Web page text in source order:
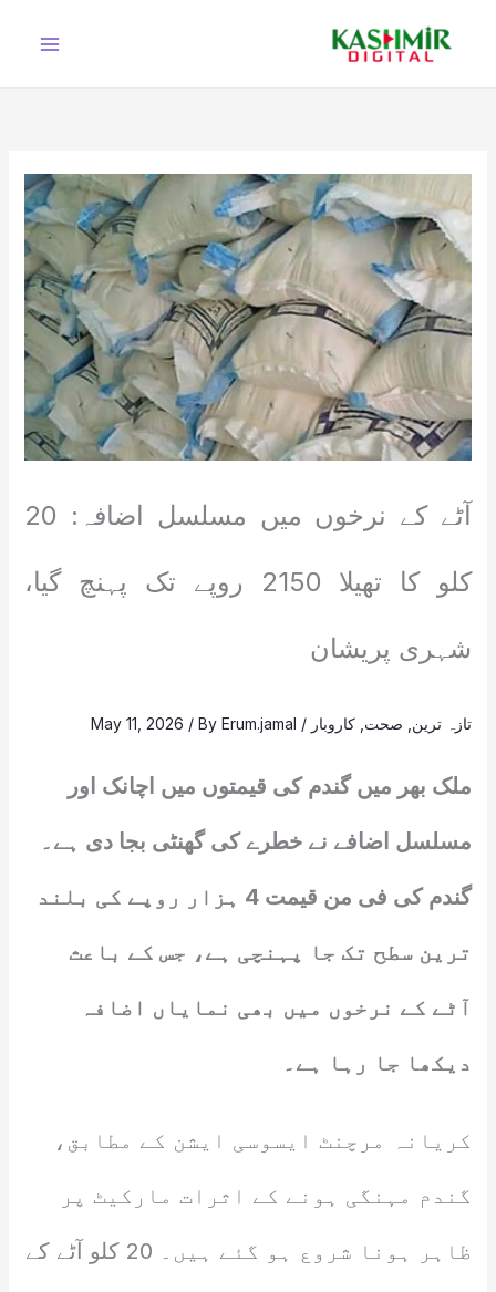
آٹے کے نرخوں میں مسلسل اضافہ: 20
کلو کا تھیلا 2150 روپے تک پہنچ گیا،
شہری پریشان
تازہ ترین صحت کاروبار /
May 11, 2026 / ByErum.jamal
ملک بھر میں گندم کی قیمتوں میں اچانک اور
مسلسل اضافے نے خطرے کی گھنٹی بجا دی ہے۔
گندم کی فی من قیمت 4 ہزار روپے کی بلند
ترین سطح تک جا پہنچی ہے، جس کے باعث
آٹے کے نرخوں میں بھی نمایاں اضافہ
دیکھا جا رہا ہے۔
کریانہ مرچنٹ ایسوسی ایشن کے مطابق،
گندم مہنگی ہونے کے اثرات مارکیٹ پر
ظاہر ہونا شروع ہو گئے ہیں۔ 20 کلو آٹے کے